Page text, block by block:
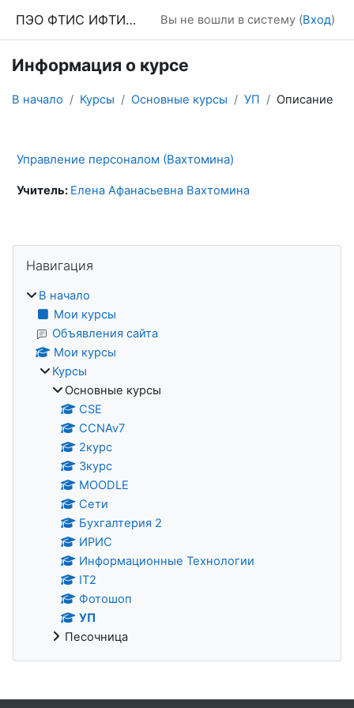
ПЭО ФТИС ИФТИС МПГУ Вы не вошли в систему (Вход)
Информация о курсе
В начало Курсы Основные курсы УП Описание
Управление персоналом (Вахтомина)
Учитель: Елена Афанасьевна Вахтомина
Блоки
Навигация
В начало
Мои курсы
Объявления сайта
Мои курсы
Курсы
Основные курсы
CSE
CCNAv7
2курс
3курс
MOODLE
Сети
Бухгалтерия 2
ИРИС
Информационные Технологии
IT2
Фотошоп
УП
Песочница
Дополнительные блоки